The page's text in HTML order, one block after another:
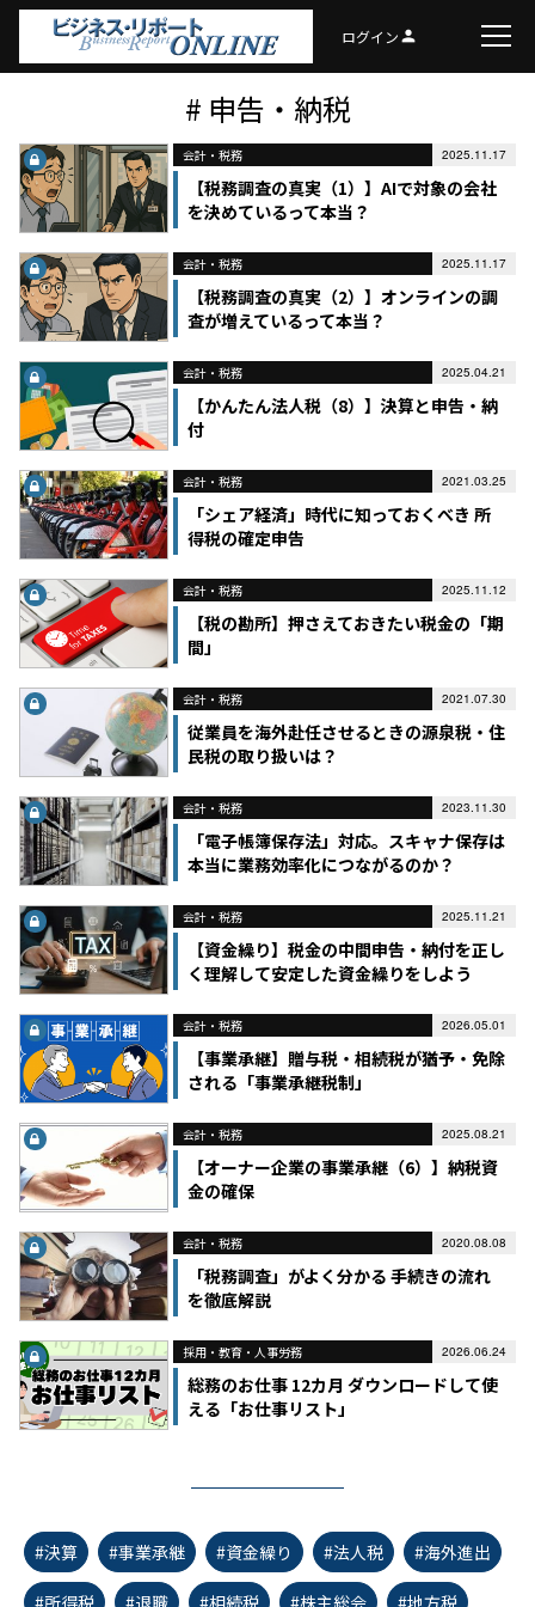
ログインperson
# 申告・納税
会計・税務 2025.11.17
【税務調査の真実（1）】AIで対象の会社
を決めているって本当？
会計・税務 2025.11.17
【税務調査の真実（2）】オンラインの調
査が増えているって本当？
会計・税務 2025.04.21
【かんたん法人税（8）】決算と申告・納
付
会計・税務 2021.03.25
「シェア経済」時代に知っておくべき 所
得税の確定申告
会計・税務 2025.11.12
【税の勘所】押さえておきたい税金の「期
間」
会計・税務 2021.07.30
従業員を海外赴任させるときの源泉税・住
民税の取り扱いは？
会計・税務 2023.11.30
「電子帳簿保存法」対応。スキャナ保存は
本当に業務効率化につながるのか？
会計・税務 2025.11.21
【資金繰り】税金の中間申告・納付を正し
く理解して安定した資金繰りをしよう
会計・税務 2026.05.01
【事業承継】贈与税・相続税が猶予・免除
される「事業承継税制」
会計・税務 2025.08.21
【オーナー企業の事業承継（6）】納税資
金の確保
会計・税務 2020.08.08
「税務調査」がよく分かる 手続きの流れ
を徹底解説
採用・教育・人事労務 2026.06.24
総務のお仕事 12カ月 ダウンロードして使
える「お仕事リスト」
#決算 #事業承継 #資金繰り #法人税 #海外進出
#所得税 #退職 #相続税 #株主総会 #地方税